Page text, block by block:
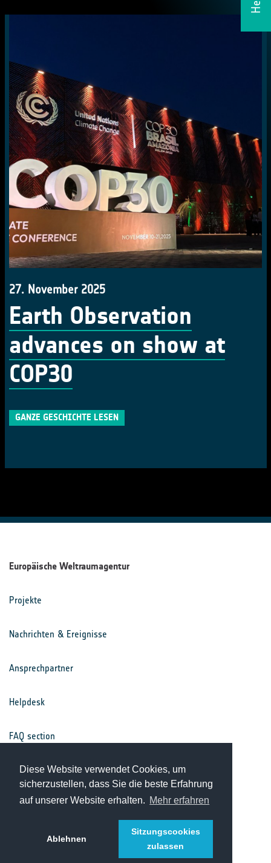
Diese Website verwendet Cookies, um
sicherzustellen, dass Sie die beste Erfahrung
auf unserer Website erhalten. Mehr erfahren
Ablehnen
Sitzungscookies
zulassen
27. November 2025
Earth Observation
advances on show at
COP30
GANZE GESCHICHTE LESEN
Europäische Weltraumagentur
Projekte
Nachrichten & Ereignisse
Ansprechpartner
Helpdesk
FAQ section
Nutzungsbedingungen
Datenschutz